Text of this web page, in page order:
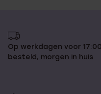
Op werkdagen voor 17:00
besteld, morgen in huis